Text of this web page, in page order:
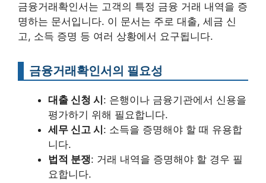
금융거래확인서는 고객의 특정 금융 거래 내역을 증
명하는 문서입니다. 이 문서는 주로 대출, 세금 신
고, 소득 증명 등 여러 상황에서 요구됩니다.
금융거래확인서의 필요성
대출 신청 시 : 은행이나 금융기관에서 신용을
평가하기 위해 필요합니다.
세무 신고 시 : 소득을 증명해야 할 때 유용합
니다.
법적 분쟁: 거래 내역을 증명해야 할 경우 필
요합니다.